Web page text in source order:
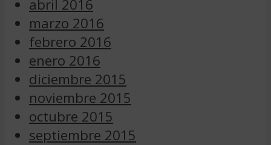
abril 2016
marzo 2016
febrero 2016
enero 2016
diciembre 2015
noviembre 2015
octubre 2015
septiembre 2015